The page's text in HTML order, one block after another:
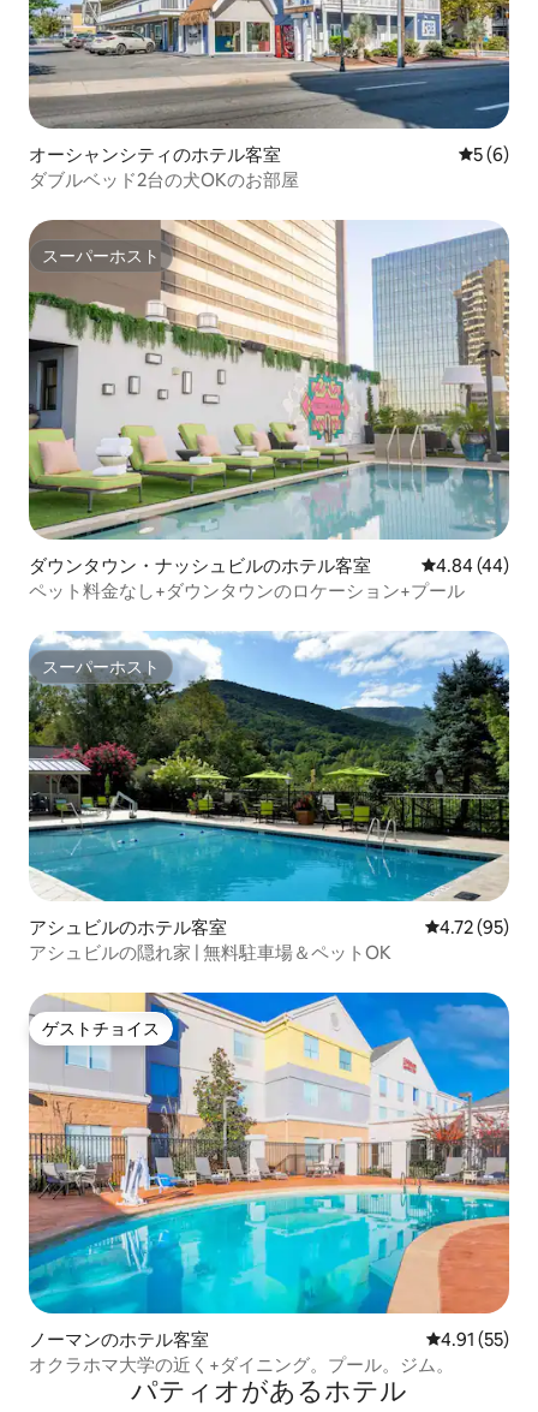
オーシャンシティのホテル客室 レビュー
5 (6)
ダブルベッド2台の犬OKのお部屋
スーパーホスト
スーパーホスト
ダウンタウン・ナッシュビルのホテル客室 レビュー44
4.84 (44)
ペット料金なし+ダウンタウンのロケーション+プール
スーパーホスト
スーパーホスト
アシュビルのホテル客室 レビュー95
4.72 (95)
アシュビルの隠れ家 | 無料駐車場＆ペットOK
ゲストチョイス
ゲストチョイス
ノーマンのホテル客室 レビュー55
4.91 (55)
オクラホマ大学の近く+ダイニング。プール。ジム。
パティオがあるホ⁠テ⁠ル